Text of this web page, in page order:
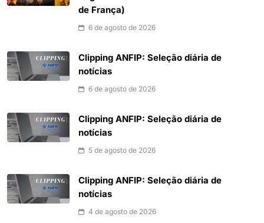
de França)
6 de agosto de 2026
Clipping ANFIP: Seleção diária de
notícias
6 de agosto de 2026
Clipping ANFIP: Seleção diária de
notícias
5 de agosto de 2026
Clipping ANFIP: Seleção diária de
notícias
4 de agosto de 2026